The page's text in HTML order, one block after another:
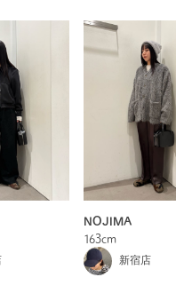
NOJIMA
163cm
新宿店